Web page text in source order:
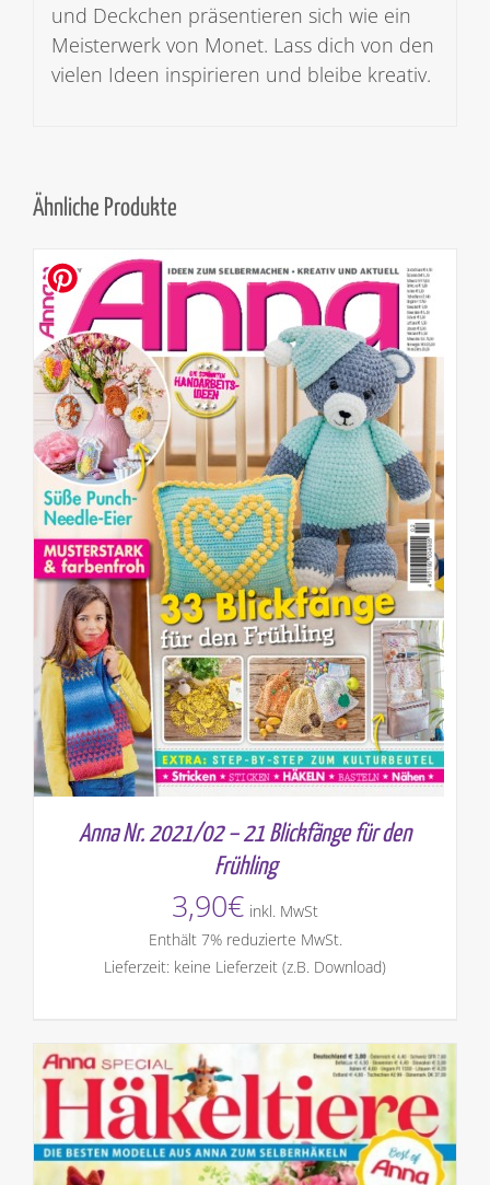
und Deckchen präsentieren sich wie ein
Meisterwerk von Monet. Lass dich von den
vielen Ideen inspirieren und bleibe kreativ.
Ähnliche Produkte
Anna Nr. 2021/02 – 21 Blickfänge für den
Frühling
3,90€ inkl. MwSt
Enthält 7% reduzierte MwSt.
Lieferzeit: keine Lieferzeit (z.B. Download)